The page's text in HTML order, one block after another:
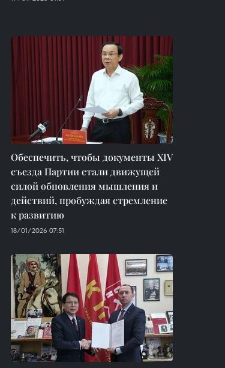
Обеспечить, чтобы документы XIV
съезда Партии стали движущей
силой обновления мышления и
действий, пробуждая стремление
к развитию
18/01/2026 07:51